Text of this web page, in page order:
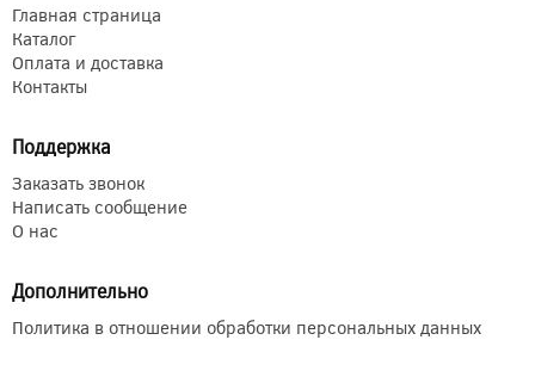
Главная страница
Каталог
Оплата и доставка
Контакты
Поддержка
Заказать звонок
Написать сообщение
О нас
Дополнительно
Политика в отношении обработки персональных данных